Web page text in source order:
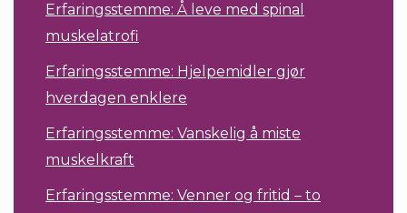
Erfaringsstemme: Å leve med spinal
muskelatrofi
Erfaringsstemme: Hjelpemidler gjør
hverdagen enklere
Erfaringsstemme: Vanskelig å miste
muskelkraft
Erfaringsstemme: Venner og fritid – to